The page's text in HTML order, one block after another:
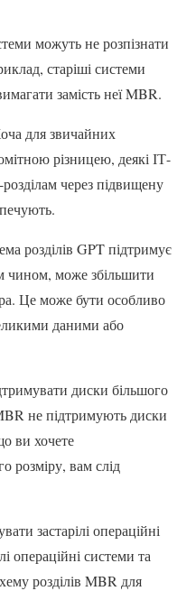
можуть не розпізнати
старіші системи
замість неї MBR.
для звичайних
різницею, деякі ІТ-
через підвищену
розділів GPT підтримує
чином, може збільшити
Це може бути особливо
даними або
диски більшого
не підтримують диски
ви хочете
розміру, вам слід
застарілі операційні
операційні системи та
розділів MBR для